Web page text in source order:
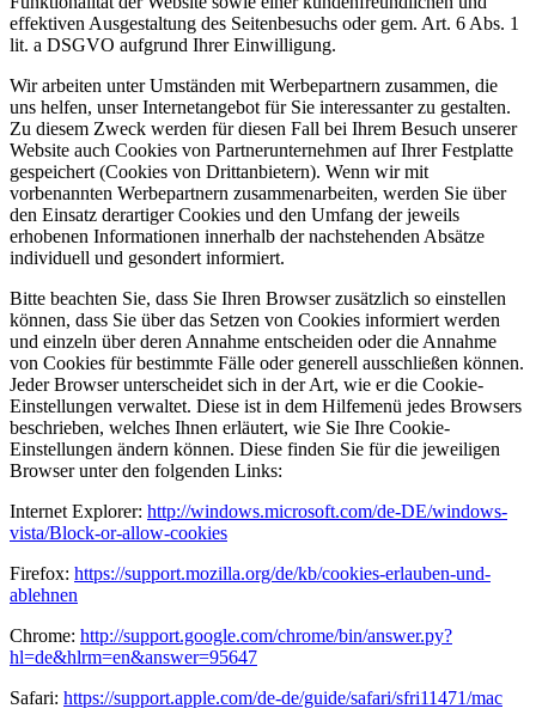
effektiven Ausgestaltung des Seitenbesuchs oder gem. Art. 6 Abs. 1
lit. a DSGVO aufgrund Ihrer Einwilligung.
Wir arbeiten unter Umständen mit Werbepartnern zusammen, die
uns helfen, unser Internetangebot für Sie interessanter zu gestalten.
Zu diesem Zweck werden für diesen Fall bei Ihrem Besuch unserer
Website auch Cookies von Partnerunternehmen auf Ihrer Festplatte
gespeichert (Cookies von Drittanbietern). Wenn wir mit
vorbenannten Werbepartnern zusammenarbeiten, werden Sie über
den Einsatz derartiger Cookies und den Umfang der jeweils
erhobenen Informationen innerhalb der nachstehenden Absätze
individuell und gesondert informiert.
Bitte beachten Sie, dass Sie Ihren Browser zusätzlich so einstellen
können, dass Sie über das Setzen von Cookies informiert werden
und einzeln über deren Annahme entscheiden oder die Annahme
von Cookies für bestimmte Fälle oder generell ausschließen können.
Jeder Browser unterscheidet sich in der Art, wie er die Cookie-
Einstellungen verwaltet. Diese ist in dem Hilfemenü jedes Browsers
beschrieben, welches Ihnen erläutert, wie Sie Ihre Cookie-
Einstellungen ändern können. Diese finden Sie für die jeweiligen
Browser unter den folgenden Links:
Internet Explorer: http://windows.microsoft.com/de-DE/windows-
vista/Block-or-allow-cookies
Firefox: https://support.mozilla.org/de/kb/cookies-erlauben-und-
ablehnen
Chrome: http://support.google.com/chrome/bin/answer.py?
hl=de&hlrm=en&answer=95647
Safari: https://support.apple.com/de-de/guide/safari/sfri11471/mac